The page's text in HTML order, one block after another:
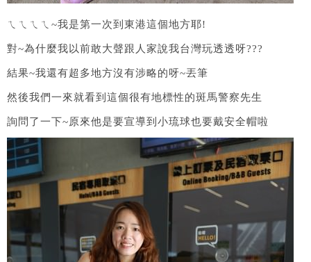
ㄟㄟㄟㄟ~我是第一次到東港這個地方耶!
對~為什麼我以前敢大聲跟人家說我台灣玩透透呀???
結果~我還有超多地方沒有涉略的呀~丟筆
然後我們一來就看到這個很有地標性的斑馬警察先生
詢問了一下~原來他是要宣導到小琉球也要戴安全帽啦